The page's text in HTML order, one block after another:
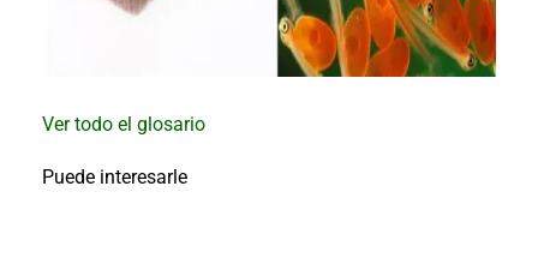
Hidroponía
caprinos
Porcino
Post-
Ver todo el glosario
Puede interesarle